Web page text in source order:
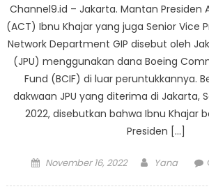
Channel9.id – Jakarta. Mantan Presiden
(ACT) Ibnu Khajar yang juga Senior Vice
Network Department GIP disebut oleh
(JPU) menggunakan dana Boeing
Fund (BCIF) di luar peruntukkannya.
dakwaan JPU yang diterima di Jakarta,
2022, disebutkan bahwa Ibnu Khajar
Presiden […]
Posted
November 16, 2022 Author
Yana